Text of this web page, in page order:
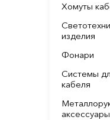
Хомуты
изделия
Фонари
Системы
кабеля
аксессуары